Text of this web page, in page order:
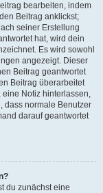
bearbeiten, indem
Beitrag anklickst;
seiner Erstellung
hat, wird dein
Es wird sowohl
angezeigt. Dieser
Beitrag geantwortet
Beitrag überarbeitet
eine Notiz hinterlassen,
dass normale Benutzer
darauf geantwortet
du zunächst eine